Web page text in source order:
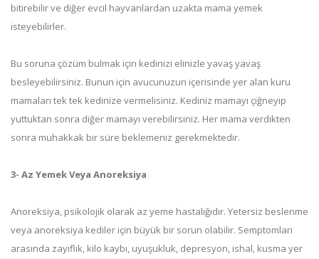
bitirebilir ve diğer evcil hayvanlardan uzakta mama yemek
isteyebilirler.
Bu soruna çözüm bulmak için kedinizi elinizle yavaş yavaş
besleyebilirsiniz. Bunun için avucunuzun içerisinde yer alan kuru
mamaları tek tek kedinize vermelisiniz. Kediniz mamayı çiğneyip
yuttuktan sonra diğer mamayı verebilirsiniz. Her mama verdikten
sonra muhakkak bir süre beklemeniz gerekmektedir.
3- Az Yemek Veya Anoreksiya
Anoreksiya, psikolojik olarak az yeme hastalığıdır. Yetersiz beslenme
veya anoreksiya kediler için büyük bir sorun olabilir. Semptomları
arasında zayıflık, kilo kaybı, uyuşukluk, depresyon, ishal, kusma yer